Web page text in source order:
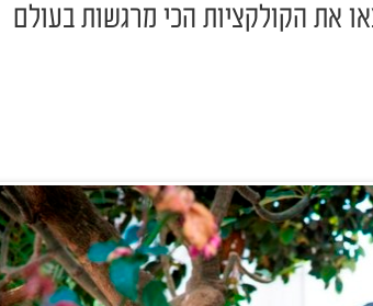
את הקולקציות הכי מרגשות בעולם